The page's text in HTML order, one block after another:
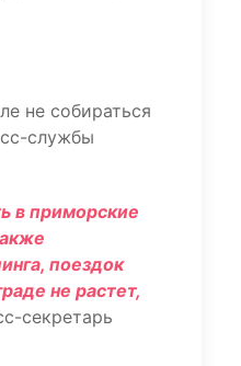
не собираться
службы
в приморские
поездок
не растет,
секретарь